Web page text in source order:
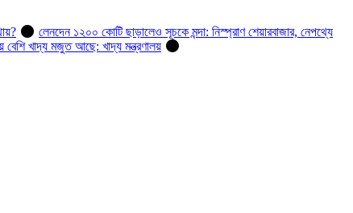
লেনদেন ১২০০ কোটি ছাড়ালেও সূচকে মন্দা: নিস্প্রাণ শেয়ারবাজার, নেপথ্যে
খাদ্য মজুত আছে: খাদ্য মন্ত্রণালয়